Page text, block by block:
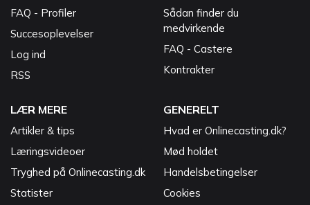
FAQ - Profiler
Succesoplevelser
Log ind
RSS
Sådan finder du
medvirkende
FAQ - Castere
Kontrakter
LÆR MERE
Artikler & tips
Læringsvideoer
Tryghed på Onlinecasting.dk
Statister
GENERELT
Hvad er Onlinecasting.dk?
Mød holdet
Handelsbetingelser
Cookies